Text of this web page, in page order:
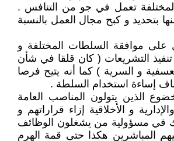
المختلفة تعمل في جو من التنافس .
بتحديد و كبح مجال العمل بالنسبة
موافقة السلطات المختلفة و
التشريعات ( كان قلقا في شأن
و السرية ) كما أنه يتيح فرصا
إساءة استخدام السلطة .
الذين يتولون المناصب العامة
و الأخلاقية إزاء قراراتهم و
في مسؤولية من يشغلون الوظائف
المباشرين هكذا حتى قمة الهرم